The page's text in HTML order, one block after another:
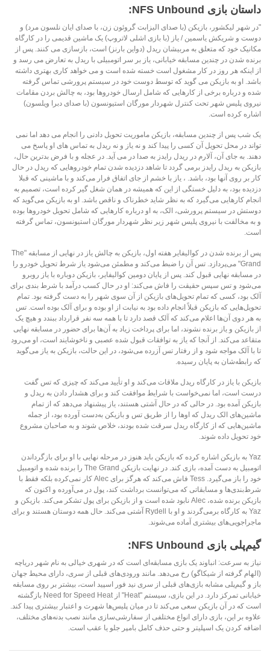
داستان بازی NFS Unbound:
"در شهر لیکشور، بازیکن (با صدای الیزابت گروئون زن، با صدای ایان نلسون مرد) و
دوست و شریکش یاسمین / یاز (با بازی اشلی لاتروپ) یک ماشین قدیمی را در کارگاه
مکانیک خود که متعلق به مربیشان ریدل (دواین بارنز) است، بازسازی می کنند. پس از
برنده شدن در چندین مسابقه خیابانی، یاز بر سر اتومبیلی با ریدل به تعارض می رسد و
از اینکه هر روز در کار مشغول است خسته شده است و می خواهد کاری بهتری داشته
باشد. او به بازیکن می گوید که توسط دوست خود در سیستم پرورشی تماس گرفته
شده و درباره برخی از کارهایی که شامل ارسال خودروها بود، به چالش بردن مقامات
نیروی پلیس شهر تحت کنترل شهردار مورگان استیونسون (با صدای دبرا ویلسون)
اشاره کرده است.
یک شب پس از چندین مسابقه، بازیکن ماموریت تحویل دادنی را انجام می دهد اما نمی
تواند در محل تحویل آن کسی را پیدا کند و نه یاز و نه ریدل به تماس های او پاسخ می
دهند. به جای آن، آلارم در ریدل رایدز به صدا در می آید. در عجله و با فرض بدترین حال،
بازیکن به ریدل رایدز برمی گردد تا شاهد دزدیده شدن تمام خودروهایی که ریدل در حال
کار بر روی آنها بود، باشد. ، یاز با خشم از جای اتفاق فرار می‌کند و با ماشینی که قبلا
دزدیده بود، به دلیل خستگی از این که همیشه در همان شغل گیر کرده است، تصمیم به
انجام کارهایی می‌گیرد که به نظر شاید خطرناک و ناقص باشد. او به بازیکن می‌گوید که
دوستش در سیستم پرورشی، الک، به او درباره کارهایی که شامل تحویل خودروها بوده
و به مخالفت با نیروی پلیس شهر زیر نظر شهردار مورگان استیونسون، تماس گرفته
است.
پس از برنده شدن در کوالیفایر هفته اول، بازیکن به چالش یاز در نهایی از مسابقه "The
Grand" می‌پردازد. تس آن را ضبط می‌کند و مطمئن می‌شود یاز شرط تحویل خودرو را
در مسابقه نهایی قبول کند. پس از پایان دومین کوالیفایر، بازیکن دوباره با یاز روبرو
می‌شود و تس سپس حقیقت را فاش می‌کند: او در حال کسب درآمد با شرط بندی برای
آلک بود، کسی که تمام تحویل‌های بازیکن از آن سوی شهر را به دست گرفته بود. تمام
تحویل‌هایی که بازیکن قبلاً انجام داده بود به نیابت از او بوده و برای آلک بوده است. تس
به هر دوی آن‌ها اعلام می‌کند که آلک قصد دارد تا با همه سه نفر قرارداد ببندد و هیچ یک
از بازیکن و یاز برنده نشوند، اما برای پرداخت زیاد به آن‌ها برای حضور در مسابقه نهایی
متقاعد می‌کند. از آنجا که یاز به توافقات قبول شده عصبی و ناخوشایند است، او می‌رود
تا با آلک مواجه شود و از رفتار تس آزرده می‌شود، در این حالت، بازیکن به یاز می‌گوید
که رابطه‌شان به پایان رسیده.
بازیکن با یاز در کارگاه ریدل ملاقات می‌کند و او تأیید می‌کند که چیزی که تس گفت
درست است، اما نمی‌خواست با شرایط موافقت کند و برای هشدار دادن به ریدل و
بازیکن آمده بود. در حالی که در حال آشتی هستند، یاز پیشنهاد می‌دهد که از تمام
ماشین‌های الک ریدل که اوها را از طریق تس و بازیکن به‌دست آورده بود، از جمله
ماشین‌هایی که از کارگاه ریدل سرقت شده بودند، خلاص شوند و به صاحبان مشروع
خود تحویل داده شوند.
Yaz به بازیکن اشاره کرده که بازیکن باید هنوز در مرحله نهایی با او برای بازگرداندن
اتومبیل به دست آمده، بازی کند. در نهایت بازیکن The Grand را برنده شده و اتومبیل
خود را باز می‌گیرد. Tess فاش می‌کند که هرگز برای Alec کار نمی‌کرده بلکه فقط با
شرط‌بندی‌ها و مسابقاتی که می‌توانست برداشت کند، پول در می‌آورده و اکنون که
بازیکن برنده شده، Alec نابود شده است و از بازیکن برای پول تشکر می‌کند. بازیکن و
Yaz به کارگاه برمی‌گردند و او با Rydell آشتی می‌کند. حال همه دوستان هستند و برای
ماجراجویی‌های بیشتری آماده می‌شوند.
گیم‌پلی بازی NFS Unbound:
نیاز به سرعت: انباوند یک بازی مسابقه‌ای است که در شهری خیالی به نام شهر دریاچه
(الهام گرفته از شیکاگو) رخ می‌دهد. مانند ورودی‌های قبلی از سری، دارای محیط جهان
باز و گیم‌پلی مشابه بازی‌های قبلی از سری نید فور اسپید است، بیشتر بر روی مسابقه
خیابانی تمرکز دارد. در این بازی، سیستم "Heat" از Need for Speed Heat بازگشته
است که در آن بازیکن سعی می‌کند تا در میان پلیس‌ها شهرت و اعتبار بیشتری پیدا کند.
علاوه بر این، بازی دارای انواع مختلفی از سفارشی‌سازی مانند نصب بدنه‌های مختلف،
اضافه کردن یک اسپلیتر و حتی حذف کامل بامپر جلو یا عقب است.